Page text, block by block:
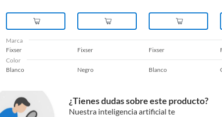
Marca
Fixser
Fixser Fixser
Color
Blanco
Negro Blanco
¿Tienes dudas sobre este producto?
Nuestra inteligencia artificial te